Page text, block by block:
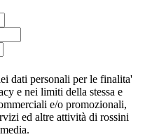
dati personali per le finalita'
e nei limiti della stessa e
e/o promozionali,
ed altre attività di rossini